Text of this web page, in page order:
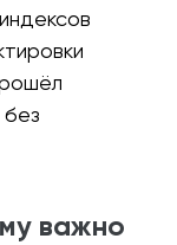
без
важно